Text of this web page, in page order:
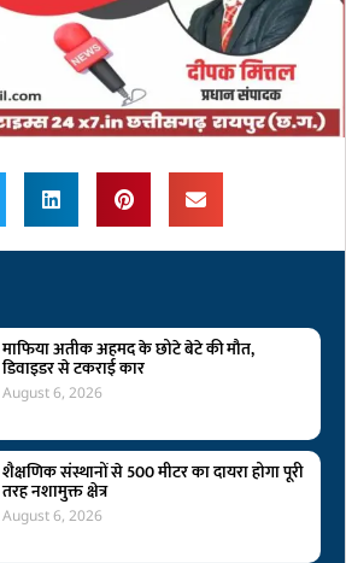
माफिया अतीक अहमद के छोटे बेटे की मौत,
डिवाइडर से टकराई कार
August 6, 2026
शैक्षणिक संस्थानों से 500 मीटर का दायरा होगा पूरी
तरह नशामुक्त क्षेत्र
August 6, 2026